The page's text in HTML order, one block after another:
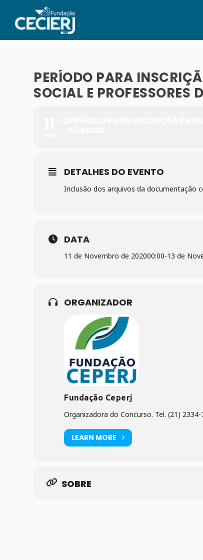
PERÍODO PARA
SOCIAL E PROFESSORES
DETALHES DO EVENTO
Inclusão dos arquivos da documentação
DATA
11 de Novembro de 202000:00-13 de
ORGANIZADOR
Fundação Ceperj
Organizadora do Concurso. Tel. (21)
LEARN MORE
SOBRE